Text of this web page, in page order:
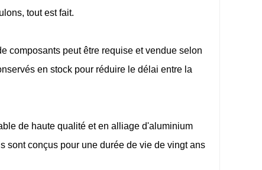
tout est fait.
composants peut être requise et vendue selon
en stock pour réduire le délai entre la
de haute qualité et en alliage d'aluminium
sont conçus pour une durée de vie de vingt ans